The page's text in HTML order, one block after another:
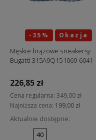
-35% Okazja
Męskie brązowe sneakersy
Bugatti 315A9Q151069-6041
226,85 zł
Cena regularna: 349,00 zł
Najniższa cena: 199,00 zł
Aktualnie dostępne:
40